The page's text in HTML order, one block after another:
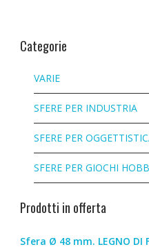
Categorie
VARIE
SFERE PER INDUSTRIA
SFERE PER
SFERE PER GIOCHI
Prodotti in offerta
Sfera Ø 48 mm. LEGNO DI